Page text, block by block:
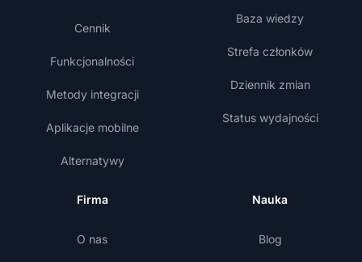
Cennik
Funkcjonalności
Metody integracji
Aplikacje mobilne
Alternatywy
Baza wiedzy
Strefa członków
Dziennik zmian
Status wydajności
Firma
O nas
Nauka
Blog